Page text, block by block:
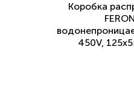
Коробка
450V,